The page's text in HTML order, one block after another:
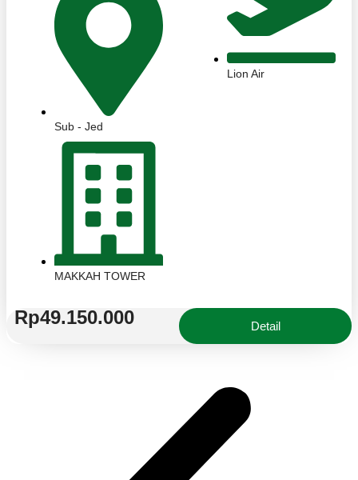
Sub - Jed
MAKKAH TOWER
Lion Air
Rp49.150.000 Detail